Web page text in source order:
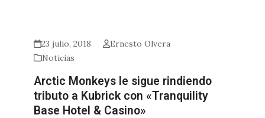
23 julio, 2018
Ernesto Olvera
Noticias
Arctic Monkeys le sigue rindiendo
tributo a Kubrick con «Tranquility
Base Hotel & Casino»